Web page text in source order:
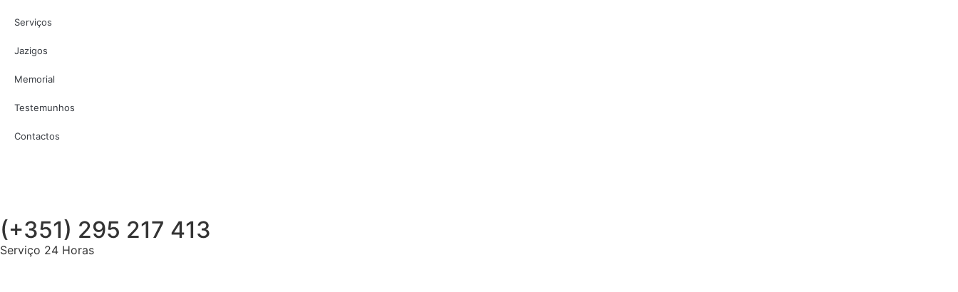
Serviços
Jazigos
Memorial
Testemunhos
Contactos
(+351) 295 217 413
Serviço 24 Horas